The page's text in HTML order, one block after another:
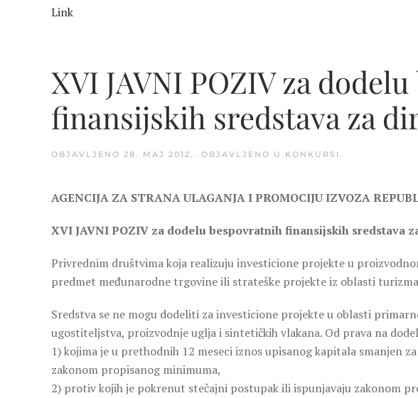
Link
XVI JAVNI POZIV za
finansijskih sredstava za
OBJAVLJENO 28. MAJ 2012. . OBJAVLJENO U KONKURSI .
AGENCIJA ZA STRANA ULAGANJA I PROMOCIJU IZVOZA
XVI JAVNI POZIV za dodelu bespovratnih finansijskih sredstava
Privrednim društvima koja realizuju investicione projekte u
predmet međunarodne trgovine ili strateške projekte iz oblasti
Sredstva se ne mogu dodeliti za investicione projekte u oblasti
ugostiteljstva, proizvodnje uglja i sintetičkih vlakana. Od prava na
1) kojima je u prethodnih 12 meseci iznos upisanog kapitala smanjen
zakonom propisanog minimuma,
2) protiv kojih je pokrenut stečajni postupak ili ispunjavaju zakonom